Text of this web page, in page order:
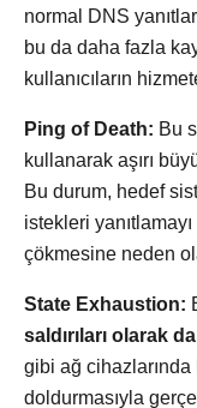
normal DNS
bu da daha fazla
kullanıcıların
Ping of Death: Bu
kullanarak aşırı
Bu durum, hedef
istekleri
çökmesine neden
State Exhaustion:
saldırıları olarak
gibi ağ cihazlarında
doldurmasıyla